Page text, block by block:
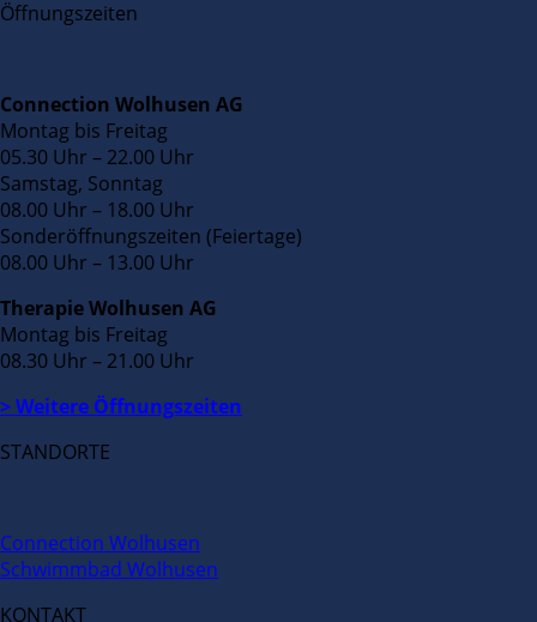
Öffnungszeiten
Connection Wolhusen AG
Montag bis Freitag
05.30 Uhr – 22.00 Uhr
Samstag, Sonntag
08.00 Uhr – 18.00 Uhr
Sonderöffnungszeiten (Feiertage)
08.00 Uhr – 13.00 Uhr
Therapie Wolhusen AG
Montag bis Freitag
08.30 Uhr – 21.00 Uhr
> Weitere Öffnungszeiten
STANDORTE
Connection Wolhusen
Schwimmbad Wolhusen
KONTAKT